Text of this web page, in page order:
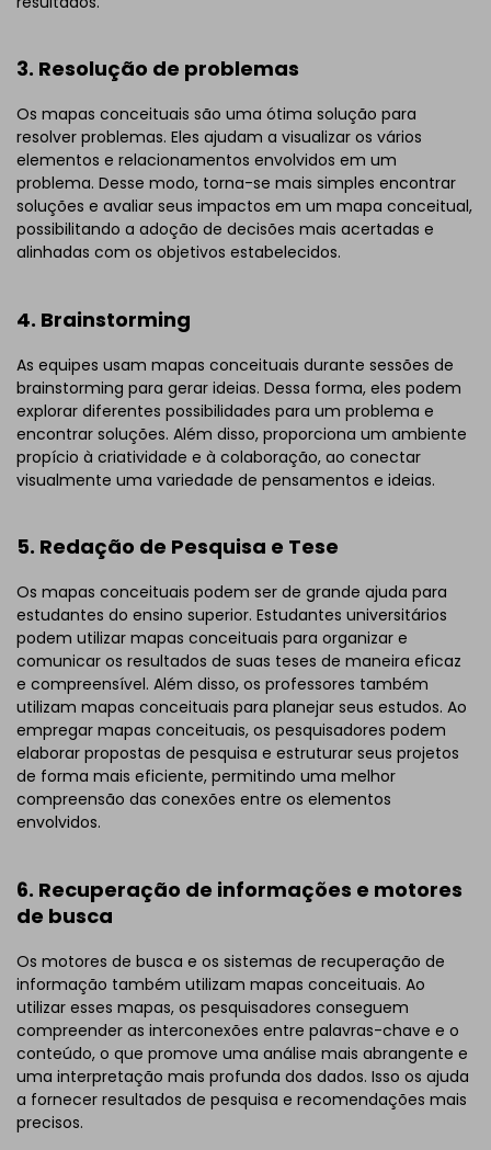
3. Resolução de problemas
Os mapas conceituais são uma ótima solução para
resolver problemas. Eles ajudam a visualizar os vários
elementos e relacionamentos envolvidos em um
problema. Desse modo, torna-se mais simples encontrar
soluções e avaliar seus impactos em um mapa conceitual,
possibilitando a adoção de decisões mais acertadas e
alinhadas com os objetivos estabelecidos.
4. Brainstorming
As equipes usam mapas conceituais durante sessões de
brainstorming para gerar ideias. Dessa forma, eles podem
explorar diferentes possibilidades para um problema e
encontrar soluções. Além disso, proporciona um ambiente
propício à criatividade e à colaboração, ao conectar
visualmente uma variedade de pensamentos e ideias.
5. Redação de Pesquisa e Tese
Os mapas conceituais podem ser de grande ajuda para
estudantes do ensino superior. Estudantes universitários
podem utilizar mapas conceituais para organizar e
comunicar os resultados de suas teses de maneira eficaz
e compreensível. Além disso, os professores também
utilizam mapas conceituais para planejar seus estudos. Ao
empregar mapas conceituais, os pesquisadores podem
elaborar propostas de pesquisa e estruturar seus projetos
de forma mais eficiente, permitindo uma melhor
compreensão das conexões entre os elementos
envolvidos.
6. Recuperação de informações e motores
de busca
Os motores de busca e os sistemas de recuperação de
informação também utilizam mapas conceituais. Ao
utilizar esses mapas, os pesquisadores conseguem
compreender as interconexões entre palavras-chave e o
conteúdo, o que promove uma análise mais abrangente e
uma interpretação mais profunda dos dados. Isso os ajuda
a fornecer resultados de pesquisa e recomendações mais
precisos.